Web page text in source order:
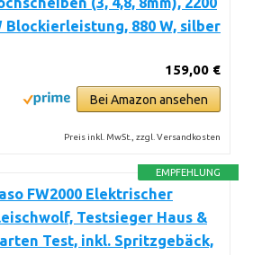
Blockierleistung, 880 W, silber
159,00 €
Bei Amazon ansehen
Preis inkl. MwSt., zzgl. Versandkosten
EMPFEHLUNG
FW2000 Elektrischer
Testsieger Haus &
Test, inkl. Spritzgebäck,